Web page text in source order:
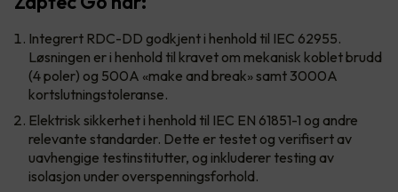
Integrert RDC-DD godkjent i henhold til IEC 62955.
Løsningen er i henhold til kravet om mekanisk koblet brudd
(4 poler) og 500A «make and break» samt 3000A
kortslutningstoleranse.
Elektrisk sikkerhet i henhold til IEC EN 61851-1 og andre
relevante standarder. Dette er testet og verifisert av
uavhengige testinstitutter, og inkluderer testing av
isolasjon under overspenningsforhold.